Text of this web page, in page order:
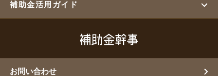
補助金活用ガイド
お問い合わせ